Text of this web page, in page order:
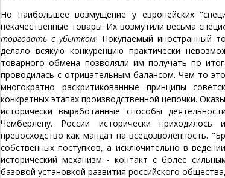
Но наибольшее возмущение у европейских
некачественные товары. Их возмутили весьма
торговать с убытком! Покупаемый иностранный
делало всякую конкуренцию практически
товарного обмена позволяли им получать по
проводилась с отрицательным балансом. Чем-то
многократно раскритикованные принципы
конкретных этапах производственной цепочки.
исторически выработанные способы
Чемберлену. России исторически
превосходство как мандат на вседозволенность.
собственных поступков, а исключительно в
исторический механизм - контакт с более
базовой установкой развития российского